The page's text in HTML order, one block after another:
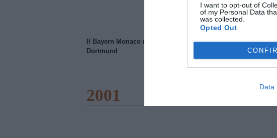
I want to opt-out of
of my Personal Data
was collected.
Opted Out
Data
Il Bayern Monaco ridimensiona il Borussia
Dortmund
2001